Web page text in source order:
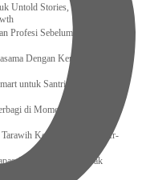
Untold Stories, Irene Umar :
Profesi Sebelum Lebaran
Dengan Kemenbud
untuk Santri Produktif
di Momen Ramadan
Tarawih Keliling di Masjid Ar-
Gunungsitoli Kompak